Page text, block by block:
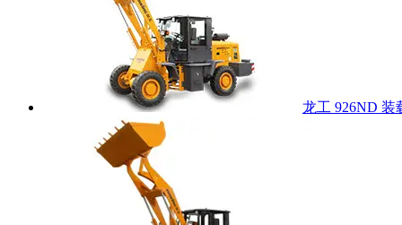
龙工 926ND 装